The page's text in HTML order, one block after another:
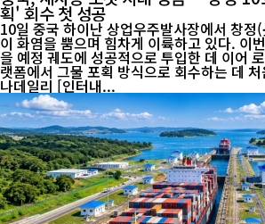
획' 회수 첫 성공
10일 중국 하이난 상업우주발사장에서 창
이 화염을 뿜으며 힘차게 이륙하고 있다. 이
을 예정 궤도에 성공적으로 투입한 데 이어
랫폼에서 그물 포획 방식으로 회수하는 데
나데일리 [인터내...